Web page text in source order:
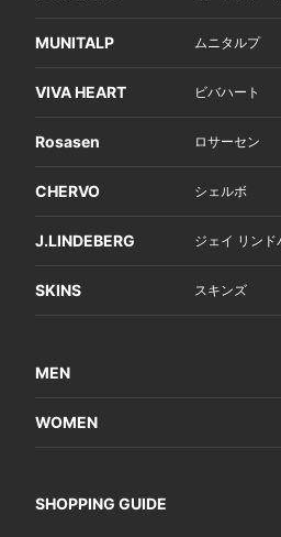
MUNITALP ムニタルプ
VIVA HEART ビバハート
Rosasen ロサーセン
CHERVO シェルボ
J.LINDEBERG ジェイ リンド
SKINS スキンズ
MEN
WOMEN
SHOPPING GUIDE